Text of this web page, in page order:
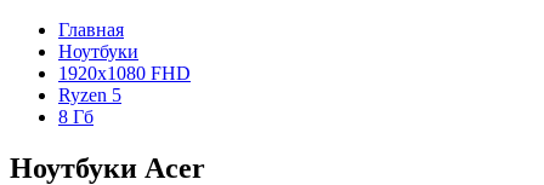
Главная
Ноутбуки
1920x1080 FHD
Ryzen 5
8 Гб
Ноутбуки Acer